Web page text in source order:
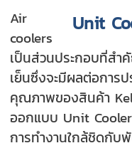
Unit
Air
coolers
เป็นส่วนประกอบที่สำ
เย็นซึ่งจะมีผลต่อการ
คุณภาพของสินค้า
ออกแบบ Unit
การทำงานใกล้ชิดกับ